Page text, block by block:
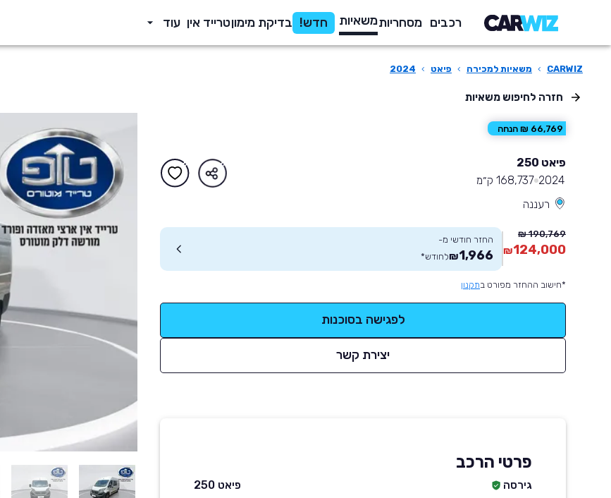
רכבים מסחריותמשאיות חדש! בדיקת מימוןטרייד אין עוד
CARWIZ
› משאיות למכירה › פיאט ›
2024
חזרה לחיפוש משאיות
66,769 ₪ הנחה
פיאט 250
2024 168,737 ק״מ
רעננה
190,769 ₪
124,000
₪
החזר חודשי מ-
1,966
₪לחודש*
*חישוב ההחזר מפורט בתקנון
לפגישה בסוכנות
יצירת קשר
פרטי הרכב
גירסה
פיאט 250